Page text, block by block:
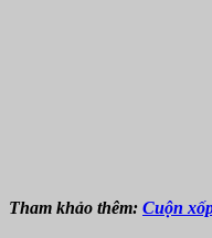
Tham khảo thêm: Cuộn